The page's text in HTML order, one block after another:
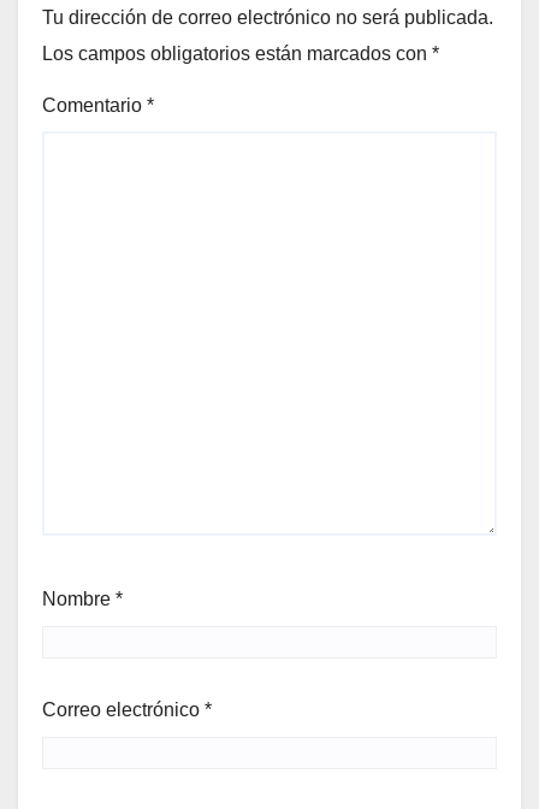
Tu dirección de correo electrónico no será publicada.
Los campos obligatorios están marcados con *
Comentario *
Nombre *
Correo electrónico *